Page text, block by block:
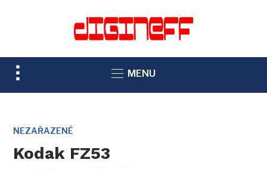
TOGGLE
SIDEBAR
NAVIGATION
MENU
NEZAŘAZENÉ
Kodak FZ53